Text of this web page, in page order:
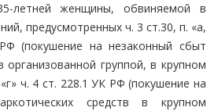
летней женщины, обвиняемой в
предусмотренных ч. 3 ст.30, п. «а,
(покушение на незаконный сбыт
организованной группой, в крупном
ч. 4 ст. 228.1 УК РФ (покушение на
средств в крупном